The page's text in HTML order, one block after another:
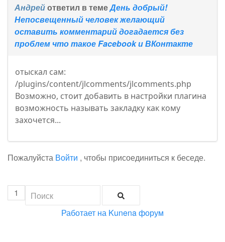
Андрейответил в темеДень добрый!
Непосвещенный человек желающий
оставить комментарий догадается без
проблем что такое Facebook и ВКонтакте
отыскал сам:
/plugins/content/jlcomments/jlcomments.php
Возможно, стоит добавить в настройки плагина
возможность называть закладку как кому
захочется...
Пожалуйста Войти , чтобы присоединиться к беседе.
1
Работает на Kunena форум